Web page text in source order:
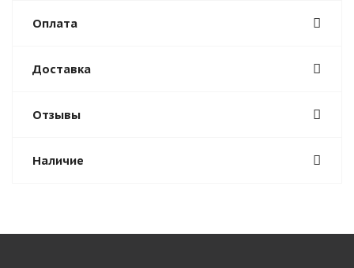
Оплата
Доставка
Отзывы
Наличие